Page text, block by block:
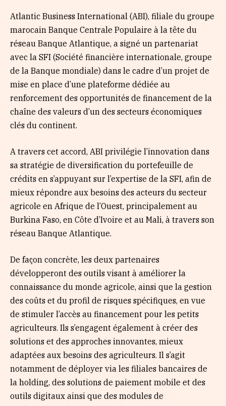
Atlantic Business International (ABI), filiale du groupe
marocain Banque Centrale Populaire à la tête du
réseau Banque Atlantique, a signé un partenariat
avec la SFI (Société financière internationale, groupe
de la Banque mondiale) dans le cadre d’un projet de
mise en place d’une plateforme dédiée au
renforcement des opportunités de financement de la
chaîne des valeurs d’un des secteurs économiques
clés du continent.
A travers cet accord, ABI privilégie l’innovation dans
sa stratégie de diversification du portefeuille de
crédits en s’appuyant sur l’expertise de la SFI, afin de
mieux répondre aux besoins des acteurs du secteur
agricole en Afrique de l’Ouest, principalement au
Burkina Faso, en Côte d’Ivoire et au Mali, à travers son
réseau Banque Atlantique.
De façon concrète, les deux partenaires
développeront des outils visant à améliorer la
connaissance du monde agricole, ainsi que la gestion
des coûts et du profil de risques spécifiques, en vue
de stimuler l’accès au financement pour les petits
agriculteurs. Ils s’engagent également à créer des
solutions et des approches innovantes, mieux
adaptées aux besoins des agriculteurs. Il s’agit
notamment de déployer via les filiales bancaires de
la holding, des solutions de paiement mobile et des
outils digitaux ainsi que des modules de